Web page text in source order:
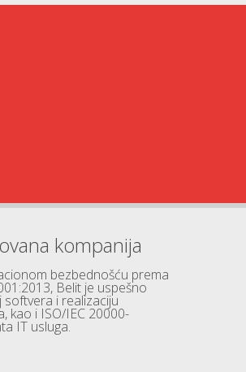
kompanija
bezbednošću prema
Belit je uspešno
i realizaciju
kao i ISO/IEC 20000-
IT usluga.